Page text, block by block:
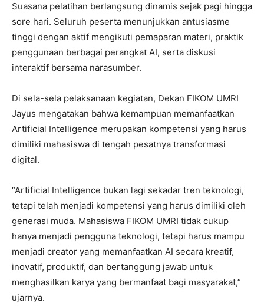
Suasana pelatihan berlangsung dinamis sejak pagi hingga
sore hari. Seluruh peserta menunjukkan antusiasme
tinggi dengan aktif mengikuti pemaparan materi, praktik
penggunaan berbagai perangkat AI, serta diskusi
interaktif bersama narasumber.
Di sela-sela pelaksanaan kegiatan, Dekan FIKOM UMRI
Jayus mengatakan bahwa kemampuan memanfaatkan
Artificial Intelligence merupakan kompetensi yang harus
dimiliki mahasiswa di tengah pesatnya transformasi
digital.
“Artificial Intelligence bukan lagi sekadar tren teknologi,
tetapi telah menjadi kompetensi yang harus dimiliki oleh
generasi muda. Mahasiswa FIKOM UMRI tidak cukup
hanya menjadi pengguna teknologi, tetapi harus mampu
menjadi creator yang memanfaatkan AI secara kreatif,
inovatif, produktif, dan bertanggung jawab untuk
menghasilkan karya yang bermanfaat bagi masyarakat,”
ujarnya.